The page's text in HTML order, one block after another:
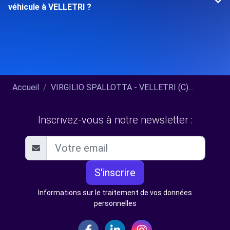
véhicule à VELLETRI ?
Accueil VIRGILIO SPALLOTTA - VELLETRI (C)...
Inscrivez-vous à notre newsletter :
S'inscrire
Informations sur le traitement de vos données
personnelles